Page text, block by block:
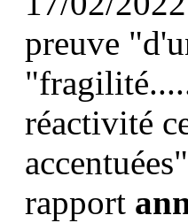
preuve
réactivité
rapport